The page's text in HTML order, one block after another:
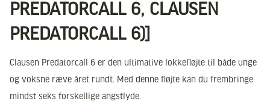
PREDATORCALL 6, CLAUSEN
PREDATORCALL 6)]
Clausen Predatorcall 6 er den ultimative lokkefløjte til både unge
og voksne ræve året rundt. Med denne fløjte kan du frembringe
mindst seks forskellige angstlyde.